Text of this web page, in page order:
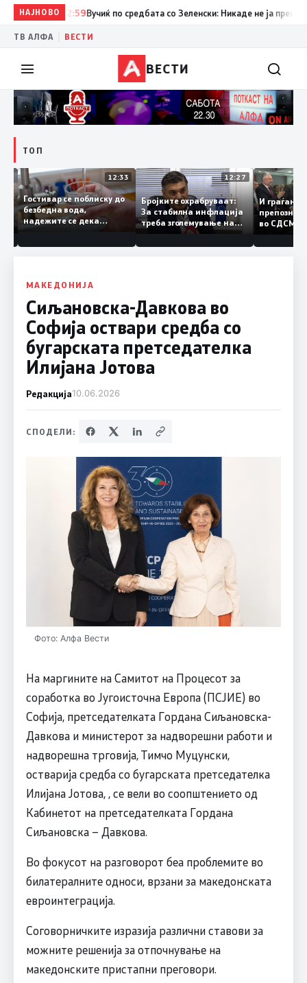
НАЈНОВО
12:59 Вучиќ по средбата со Зеленски: Никаде не ја преминав
ТВ АЛФА ВЕСТИ
ВЕСТИ
ТОП
12:49 12:33
Гостивар се поблиску до
безбедна вода,
надежите се дека
12:27
Бројките охрабруваат:
За стабилна инфлација
треба зголемување на
домашното
И
во
добар
треба
МАКЕДОНИЈА
Сиљановска-Давкова во
Софија оствари средба со
бугарската претседателка
Илијана Јотова
Редакција10.06.2026
СПОДЕЛИ:
Фото: Алфа Вести
На маргините на Самитот на Процесот за
соработка во Југоисточна Европа (ПСЈИЕ) во
Софија, претседателката Гордана Сиљановска-
Давкова и министерот за надворешни работи и
надворешна трговија, Тимчо Муцунски,
остварија средба со бугарската претседателка
Илијана Јотова, , се вели во соопштението од
Кабинетот на претседателката Гордана
Сиљановска – Давкова.
Во фокусот на разговорот беа проблемите во
билатералните односи, врзани за македонската
евроинтеграција.
Соговорничките изразија различни ставови за
можните решенија за отпочнување на
македонските пристапни преговори.